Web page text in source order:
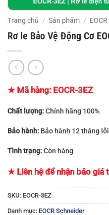
Trang chủ / Sản phẩm /
Rơ le Bảo Vệ Động Cơ
★ Mã hàng: EOCR-3EZ
Chất lượng:Chính hãng 100%
Bảo hành: Bảo hành 12 tháng
Tình trạng:Còn hàng
★ Liên hệ để nhận bảo giá
SKU: EOCR-3EZ
Danh mục: EOCR Schneider